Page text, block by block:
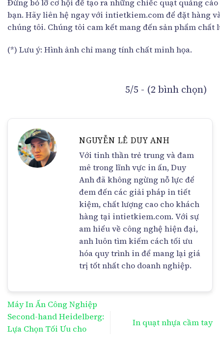
Đừng bỏ lỡ cơ hội để tạo ra những chiếc quạt quảng
bạn. Hãy liên hệ ngay với intietkiem.com để đặt hàng
chúng tôi. Chúng tôi cam kết mang đến sản phẩm chất
(*) Lưu ý: Hình ảnh chỉ mang tính chất minh họa.
5/5 - (2 bình chọn)
NGUYỄN LÊ DUY ANH
Với tinh thần trẻ trung và đam
mê trong lĩnh vực in ấn, Duy
Anh đã không ngừng nỗ lực để
đem đến các giải pháp in tiết
kiệm, chất lượng cao cho khách
hàng tại intietkiem.com. Với sự
am hiểu về công nghệ hiện đại,
anh luôn tìm kiếm cách tối ưu
hóa quy trình in để mang lại giá
trị tốt nhất cho doanh nghiệp.
Máy In Ấn Công Nghiệp
Second-hand Heidelberg:
Lựa Chọn Tối Ưu cho
In quạt nhựa cầm tay